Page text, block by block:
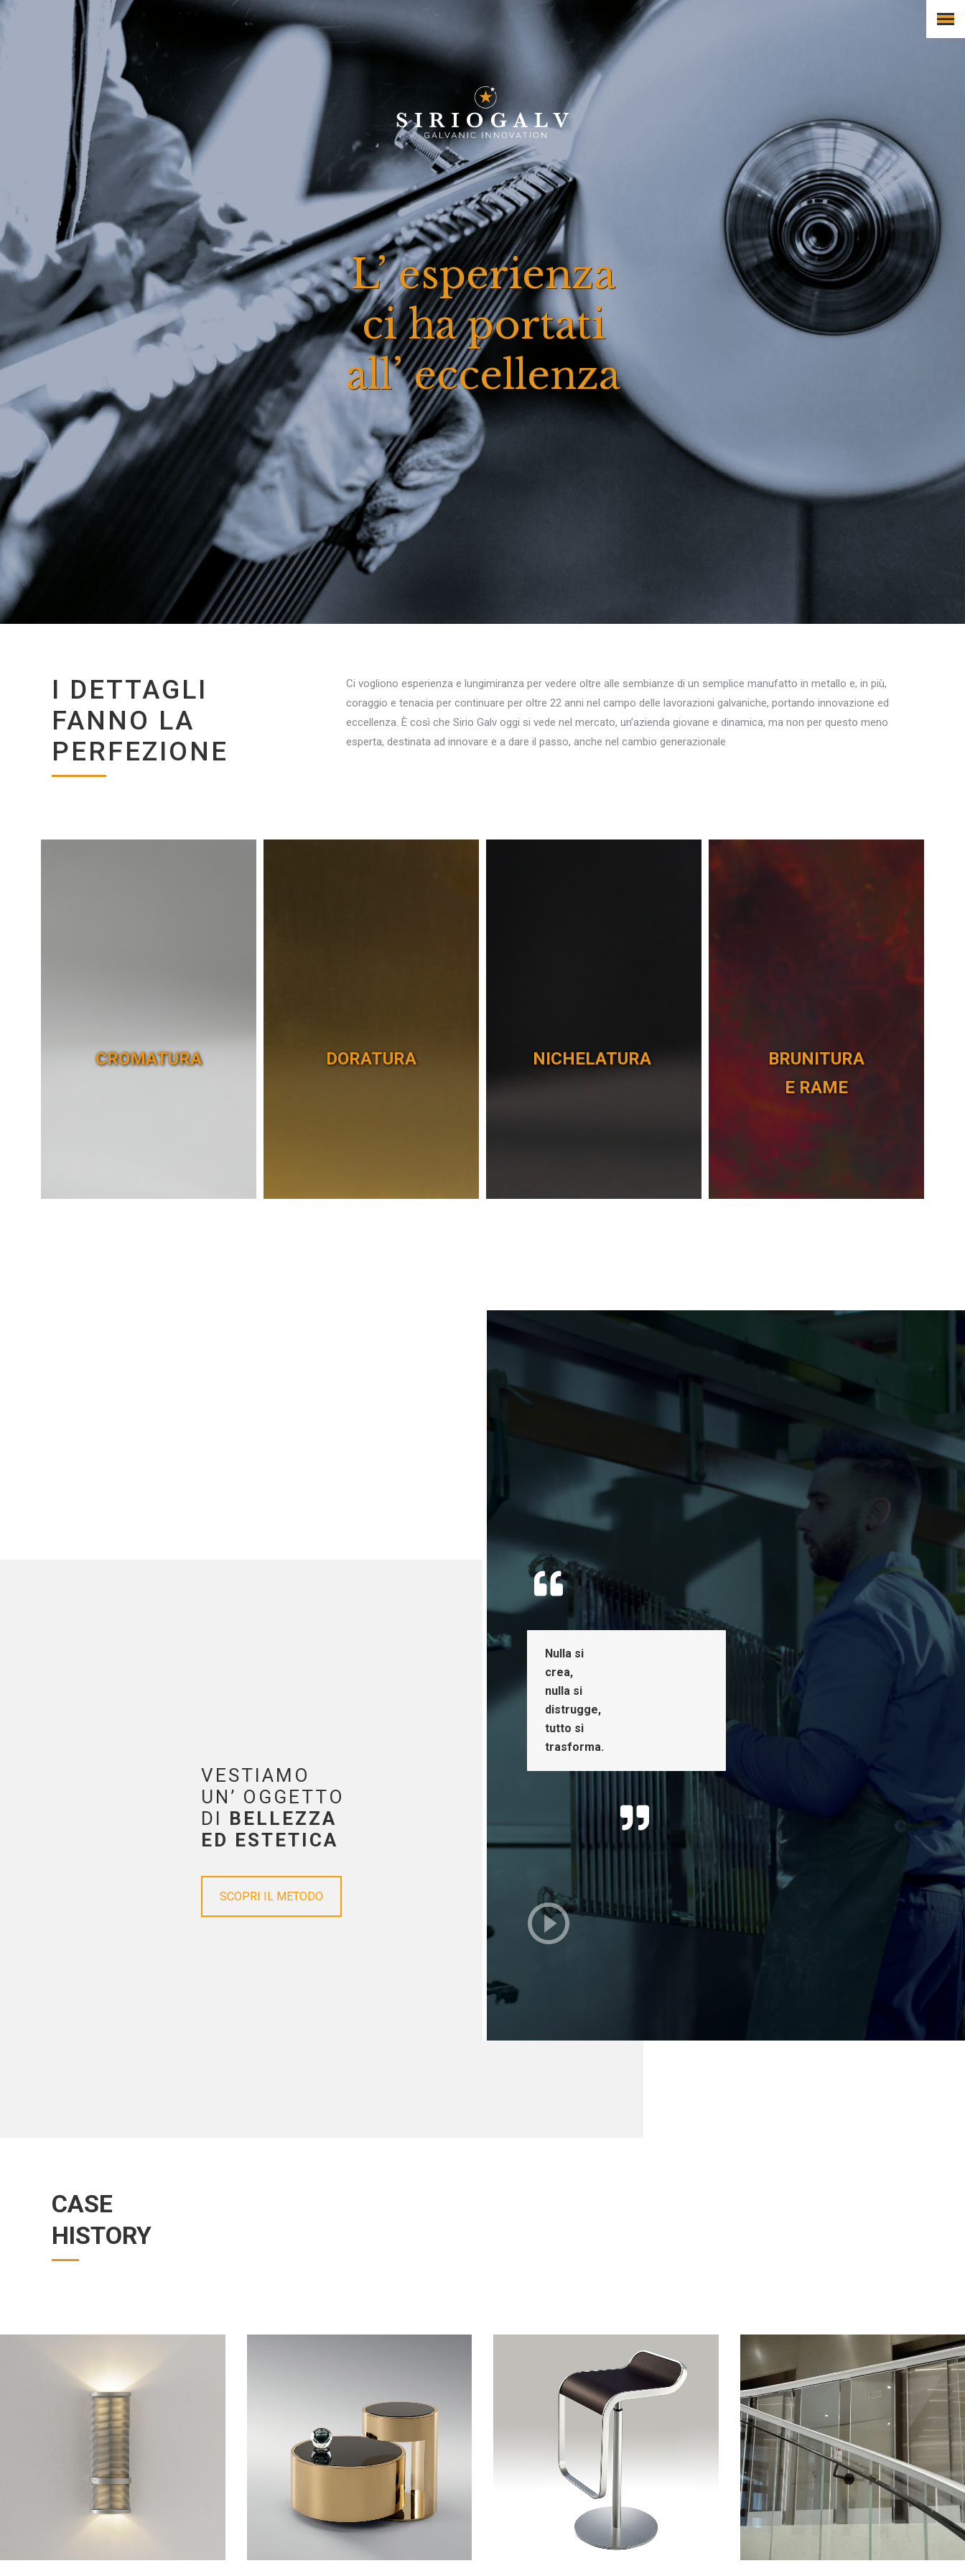
L’ esperienza
ci ha portati
all’ eccellenza
I DETTAGLI
FANNO LA
PERFEZIONE
Ci vogliono esperienza e lungimiranza per vedere oltre alle sembianze di un semplice manufatto in metallo e, in più,
coraggio e tenacia per continuare per oltre 22 anni nel campo delle lavorazioni galvaniche, portando innovazione ed
eccellenza. È così che Sirio Galv oggi si vede nel mercato, un’azienda giovane e dinamica, ma non per questo meno
esperta, destinata ad innovare e a dare il passo, anche nel cambio generazionale
CROMATURA DORATURA NICHELATURA
BRUNITURA
E RAME
VESTIAMO
UN’ OGGETTO
DI BELLEZZA
ED ESTETICA
SCOPRI IL METODO
Nulla si
crea,
nulla si
distrugge,
tutto si
trasforma.
CASE
HISTORY